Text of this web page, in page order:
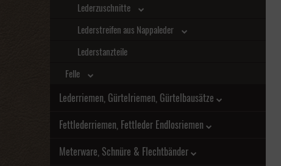
Lederzuschnitte
Lederstreifen aus Nappaleder
Lederstanzteile
Felle
Lederriemen, Gürtelriemen, Gürtelbausätze
Fettlederriemen, Fettleder Endlosriemen
Meterware, Schnüre & Flechtbänder